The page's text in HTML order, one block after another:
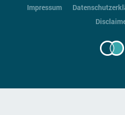
Impressum